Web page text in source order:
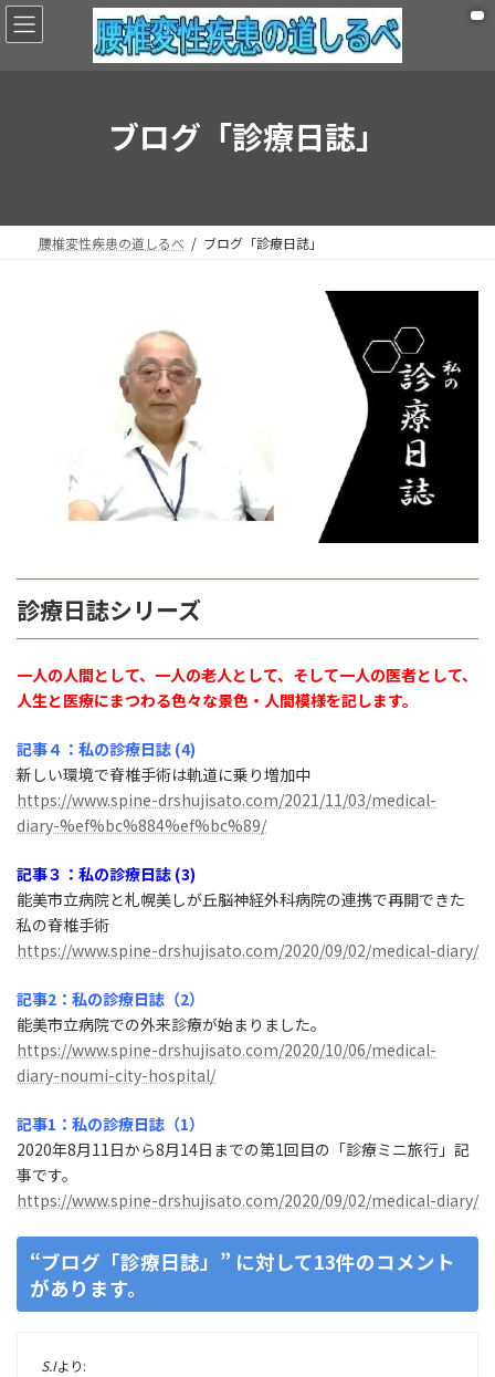
コ
ン
ナ
ビ
ブログ「診療日誌」
腰椎変性疾患の道しるべ ブログ「診療日誌」
診療日誌シリーズ
一人の人間として、一人の老人として、そして一人の医者として、
人生と医療にまつわる色々な景色・人間模様を記します。
記事４：私の診療日誌 (4)
新しい環境で脊椎手術は軌道に乗り増加中
https://www.spine-drshujisato.com/2021/11/03/medical-
diary-%ef%bc%884%ef%bc%89/
記事３：私の診療日誌 (3)
能美市立病院と札幌美しが丘脳神経外科病院の連携で再開できた
私の脊椎手術
https://www.spine-drshujisato.com/2020/09/02/medical-diary/
記事2：私の診療日誌（2）
能美市立病院での外来診療が始まりました。
https://www.spine-drshujisato.com/2020/10/06/medical-
diary-noumi-city-hospital/
記事1：私の診療日誌（1）
2020年8月11日から8月14日までの第1回目の「診療ミニ旅行」記
事です。
https://www.spine-drshujisato.com/2020/09/02/medical-diary/
“ブログ「診療日誌」 ” に対して13件のコメント
があります。
S.Iより: